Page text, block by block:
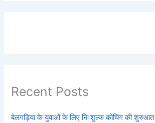
Recent Posts
बेलगड़िया के युवाओं के लिए निःशुल्क कोचिंग की शुरुआत